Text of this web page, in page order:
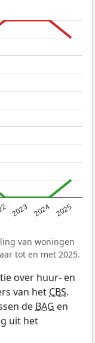
2023 2024 2025
van woningen
tot en met 2025.
over huur- en
van het CBS.
de BAG en
uit het